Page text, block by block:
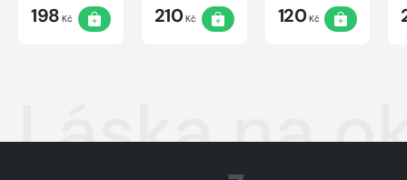
198 Kč 210Kč 120Kč
Láska na